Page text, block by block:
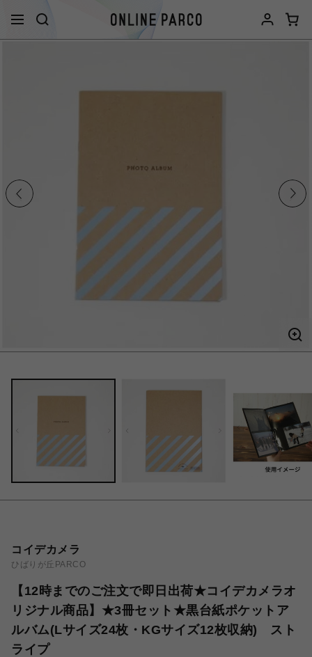
コイデカメラ
ひばりが丘PARCO
【12時までのご注文で即日出荷★コイデカメラオ
リジナル商品】★3冊セット★黒台紙ポケットア
ルバム(Lサイズ24枚・KGサイズ12枚収納) スト
ライプ